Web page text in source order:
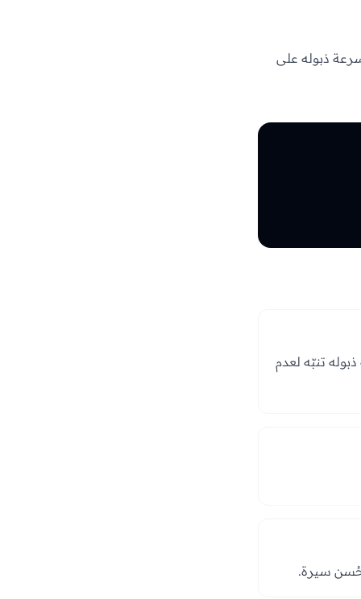
ذبوله على
تنبّه لعدم
سيرة.